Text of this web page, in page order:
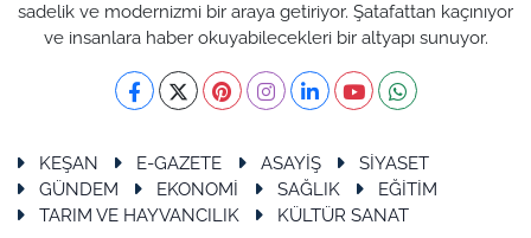
sadelik ve modernizmi bir araya getiriyor. Şatafattan kaçınıyor
ve insanlara haber okuyabilecekleri bir altyapı sunuyor.
KEŞAN E-GAZETE ASAYİŞ
SİYASET
GÜNDEM
EKONOMİ SAĞLIK
EĞİTİM
TARIM VE HAYVANCILIK
KÜLTÜR SANAT